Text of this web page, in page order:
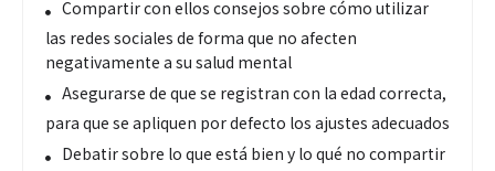
Compartir con ellos consejos sobre cómo utilizar
las redes sociales de forma que no afecten
negativamente a su salud mental
Asegurarse de que se registran con la edad correcta,
para que se apliquen por defecto los ajustes adecuados
Debatir sobre lo que está bien y lo qué no compartir